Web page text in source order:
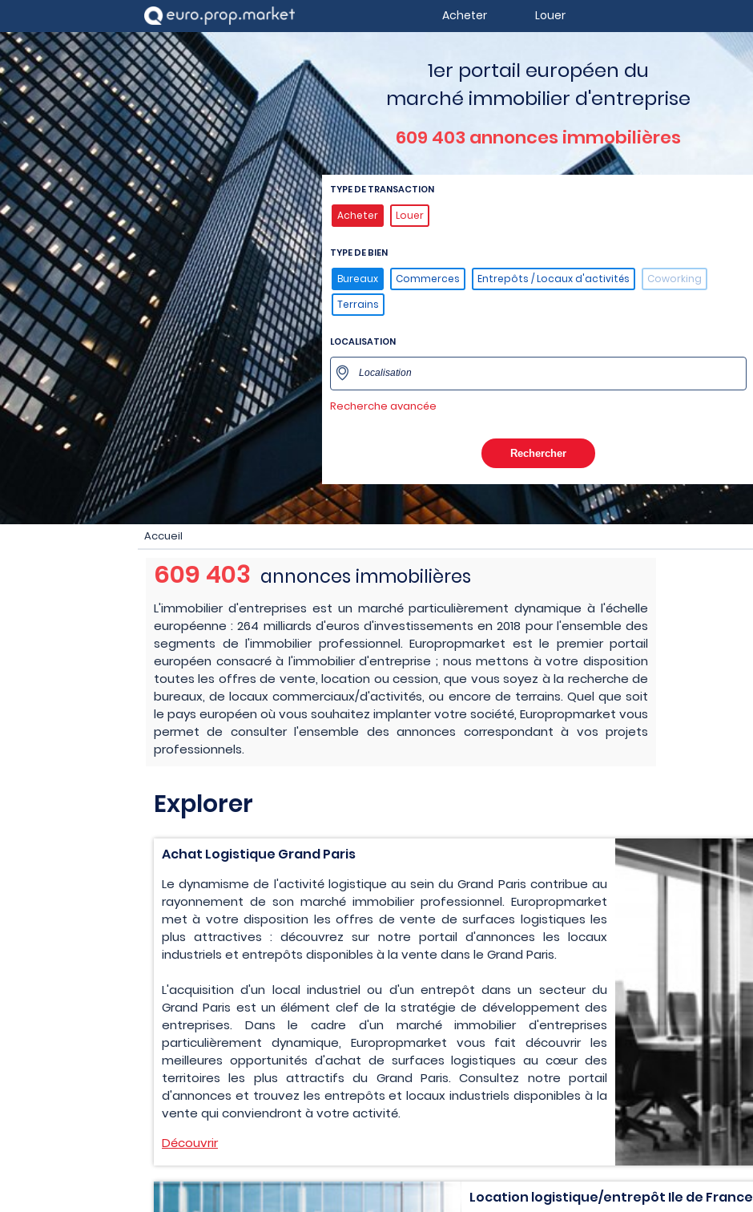
Acheter Louer
1er portail européen du
marché immobilier d'entreprise
609 403 annonces immobilières
TYPE DE TRANSACTION
Acheter Louer
TYPE DE BIEN
Bureaux Commerces Entrepôts / Locaux d'activités
Coworking
Terrains
LOCALISATION
Recherche avancée
Accueil
609 403 annonces immobilières
L'immobilier d'entreprises est un marché particulièrement dynamique à l'échelle
européenne : 264 milliards d'euros d'investissements en 2018 pour l'ensemble des
segments de l'immobilier professionnel. Europropmarket est le premier portail
européen consacré à l'immobilier d'entreprise ; nous mettons à votre disposition
toutes les offres de vente, location ou cession, que vous soyez à la recherche de
bureaux, de locaux commerciaux/d'activités, ou encore de terrains. Quel que soit
le pays européen où vous souhaitez implanter votre société, Europropmarket vous
permet de consulter l'ensemble des annonces correspondant à vos projets
professionnels.
Explorer
Achat Logistique Grand Paris
Le dynamisme de l'activité logistique au sein du Grand Paris contribue au
rayonnement de son marché immobilier professionnel. Europropmarket
met à votre disposition les offres de vente de surfaces logistiques les
plus attractives : découvrez sur notre portail d'annonces les locaux
industriels et entrepôts disponibles à la vente dans le Grand Paris.
L'acquisition d'un local industriel ou d'un entrepôt dans un secteur du
Grand Paris est un élément clef de la stratégie de développement des
entreprises. Dans le cadre d'un marché immobilier d'entreprises
particulièrement dynamique, Europropmarket vous fait découvrir les
meilleures opportunités d'achat de surfaces logistiques au cœur des
territoires les plus attractifs du Grand Paris. Consultez notre portail
d'annonces et trouvez les entrepôts et locaux industriels disponibles à la
vente qui conviendront à votre activité.
Découvrir
Location logistique/entrepôt Ile de France